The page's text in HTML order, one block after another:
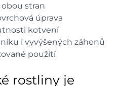
obou stran
úprava
kotvení
i vyvýšených záhonů
použití
rostliny je